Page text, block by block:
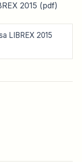
2015 (pdf)
LIBREX 2015